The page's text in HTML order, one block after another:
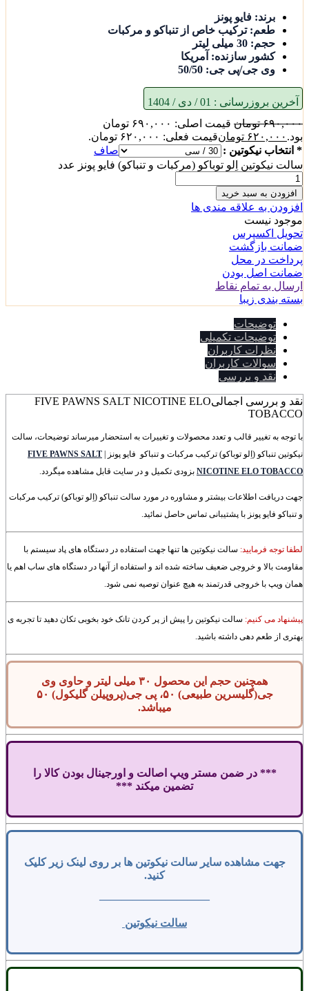
برند: فایو پونز
طعم: ترکیب خاص از تنباکو و مرکبات
حجم: 30 میلی لیتر
کشور سازنده: آمریکا
وی جی/پی جی: 50/50
آخرین بروزرسانی : 01 / دی / 1404
۶۹۰,۰۰۰ تومان
قیمت اصلی: ۶۹۰,۰۰۰ تومان
بود. ۶۲۰,۰۰۰ تومانقیمت فعلی: ۶۲۰,۰۰۰ تومان.
* انتخاب نیکوتین :
صاف
سالت نیکوتین اِلو توباکو (مرکبات و تنباکو) فایو پونز عدد
افزودن به سبد خرید
افزودن به علاقه مندی ها
موجود نیست
تحویل اکسپرس
ضمانت بازگشت
پرداخت در محل
ضمانت اصل بودن
ارسال به تمام نقاط
بسته بندی زیبا
توضیحات
توضیحات تکمیلی
نظرات کاربران
سوالات کاربران
نقد و بررسی
نقد و بررسی اجمالیFIVE PAWNS SALT NICOTINE ELO
TOBACCO
با توجه به تغییر قالب و تعدد محصولات و تغییرات به استحضار میرساند توضیحات، سالت
نیکوتین تنباکو (اِلو توباکو) ترکیب مرکبات و تنباکو فایو پونز | FIVE PAWNS SALT
NICOTINE ELO TOBACCO بزودی تکمیل و در سایت قابل مشاهده میگردد.
جهت دریافت اطلاعات بیشتر و مشاوره در مورد سالت تنباکو (اِلو توباکو) ترکیب مرکبات
و تنباکو فایو پونز با پشتیبانی تماس حاصل نمائید.
لطفا توجه فرمایید: سالت نیکوتین ها تنها جهت استفاده در دستگاه های پاد سیستم با
مقاومت بالا و خروجی ضعیف ساخته شده اند و استفاده از آنها در دستگاه های ساب اهم یا
همان ویپ با خروجی قدرتمند به هیچ عنوان توصیه نمی شود.
پیشنهاد می کنیم: سالت نیکوتین را پیش از پر کردن تانک خود بخوبی تکان دهید تا تجربه ی
بهتری از طعم دهی داشته باشید.
همچنین حجم این محصول ۳۰ میلی لیتر و حاوی وی
جی(گلیسرین طبیعی) ۵۰، پی جی(پروپیلن گلیکول) ۵۰
میباشد.
*** در ضمن مستر ویپ اصالت و اورجینال بودن کالا را
تضمین میکند ***
جهت مشاهده سایر سالت نیکوتین ها بر روی لینک زیر کلیک
کنید.
——————————
سالت نیکوتین